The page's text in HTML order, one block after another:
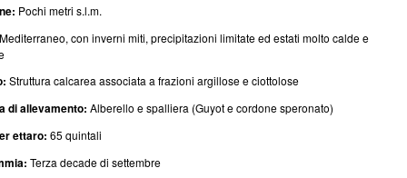
Pochi metri s.l.m.
Mediterraneo, con inverni miti, precipitazioni limitate ed estati molto calde e
Struttura calcarea associata a frazioni argillose e ciottolose
di allevamento: Alberello e spalliera (Guyot e cordone speronato)
ettaro: 65 quintali
Terza decade di settembre